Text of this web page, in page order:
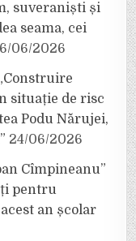
suveraniști și
seama, cei
06/2026
situație de risc
Podu Nărujei,
24/06/2026
Cîmpineanu”
pentru
an școlar